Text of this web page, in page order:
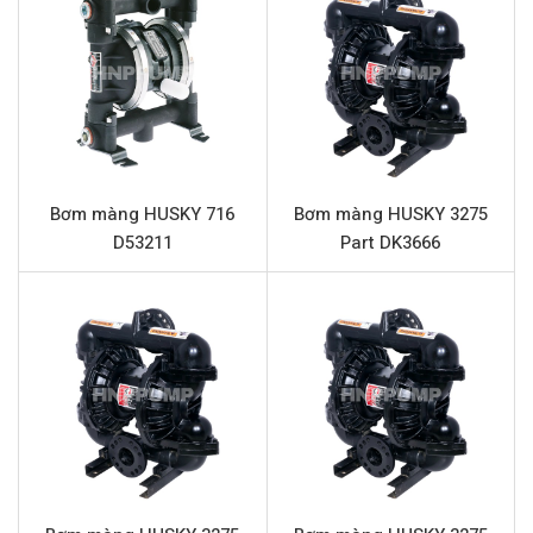
Thông số kỹ thuật HUSKY 2150 Part
DF2888
Tên sản phẩm
Bơm màng HUSKY 2150
HUSKY 2150 Part DF2888
Thương hiệu
HUSKY
Chất liệu phần trung tâm
Nhôm
Chất liệu màng
FKM (Fluoroelastomer)
Chất liệu bi
FKM (Fluoroelastomer)
Chất liệu đế bi
FKM (Fluoroelastomer)
Lưu lượng tối đa
568 l/phút
Bơm màng HUSKY 716
D53211
Bơm màng HUSKY 3275
Part DK3666